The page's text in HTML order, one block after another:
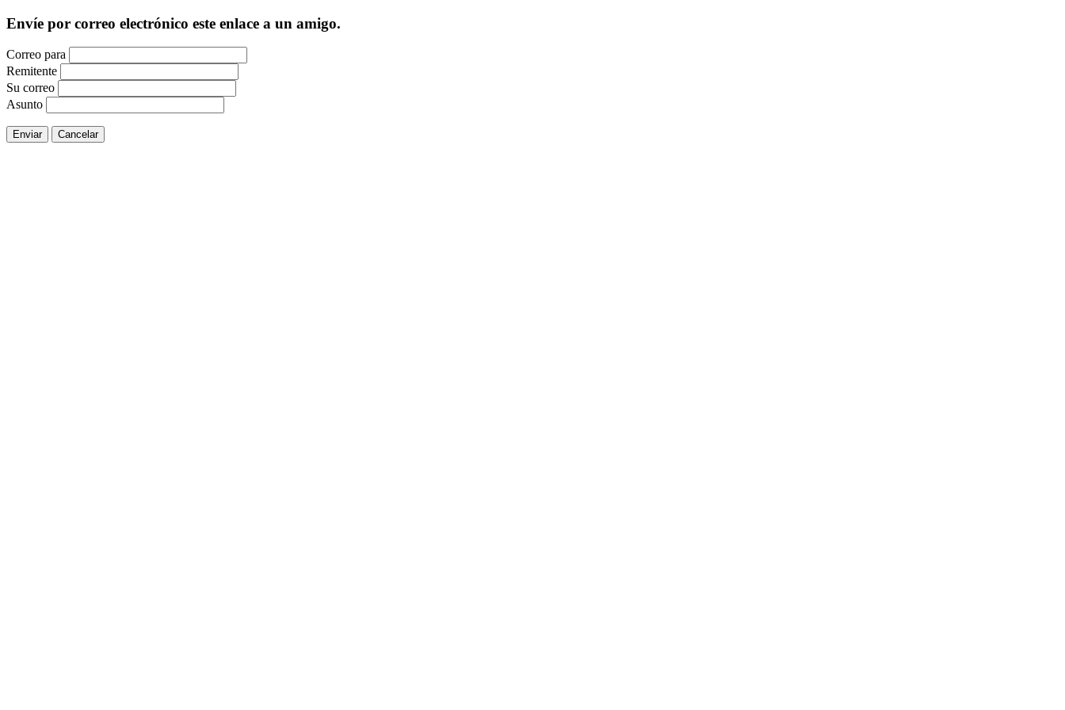
Envíe por correo electrónico este enlace a un amigo.
Correo para
Remitente
Su correo
Asunto